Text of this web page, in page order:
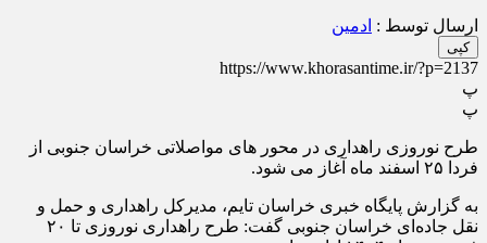
ارسال توسط : ادمین
کپی
https://www.khorasantime.ir/?p=2137
پ
پ
طرح نوروزی راهداری در محور های مواصلاتی خراسان جنوبی از
فردا ۲۵ اسفند ماه آغاز می شود.
به گزارش پایگاه خبری خراسان تایم، مدیرکل راهداری و حمل و
نقل جاده‌ای خراسان جنوبی گفت: طرح راهداری نوروزی تا ۲۰